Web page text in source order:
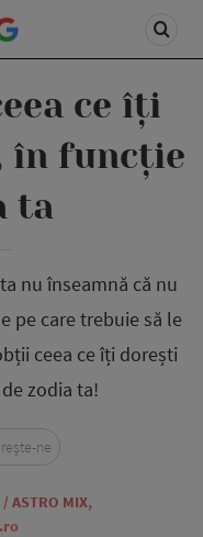
ce îți
în funcție
ta
nu înseamnă că nu
pe care trebuie să le
ceea ce îți dorești
zodia ta!
/ ASTRO MIX,
ne